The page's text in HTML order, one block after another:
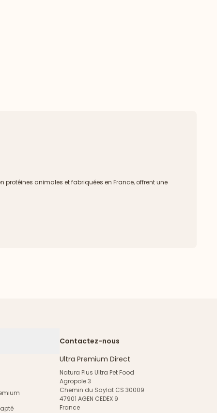
protéines animales et fabriquées en France, offrent une
Contactez-nous
Ultra Premium Direct
Natura Plus Ultra Pet Food
Agropole 3
Chemin du Saylat CS 30009
47901 AGEN CEDEX 9
France